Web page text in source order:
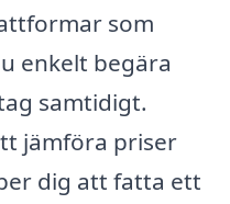
som
enkelt begära
samtidigt.
jämföra priser
dig att fatta ett